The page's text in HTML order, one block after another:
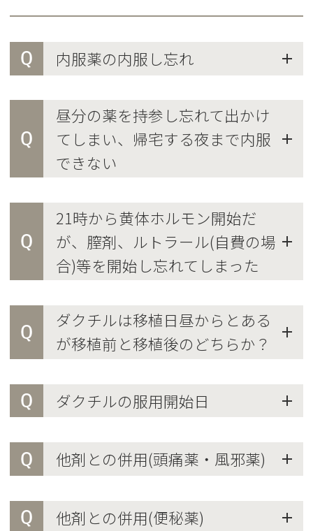
Q 内服薬の内服し忘れ
Q
昼分の薬を持参し忘れて出かけ
てしまい、帰宅する夜まで内服
できない
Q
21時から黄体ホルモン開始だ
が、膣剤、ルトラール(自費の場
合)等を開始し忘れてしまった
Q
ダクチルは移植日昼からとある
が移植前と移植後のどちらか？
Q ダクチルの服用開始日
Q 他剤との併用(頭痛薬・風邪薬)
Q 他剤との併用(便秘薬)